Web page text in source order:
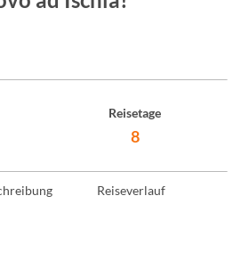
Reisetage
8
Reiseverlauf